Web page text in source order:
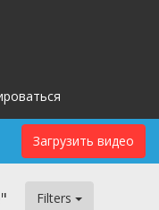
Загрузить видео
Filters